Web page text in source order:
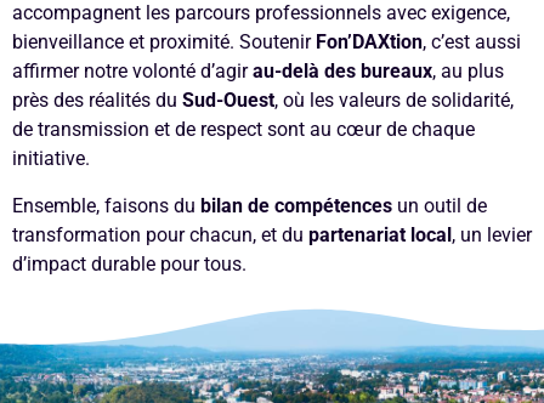
accompagnent les parcours professionnels avec exigence,
bienveillance et proximité. Soutenir Fon’DAXtion, c’est aussi
affirmer notre volonté d’agirau-delà des bureaux, au plus
près des réalités du Sud-Ouest, où les valeurs de solidarité,
de transmission et de respect sont au cœur de chaque
initiative.
Ensemble, faisons du bilan de compétences un outil de
transformation pour chacun, et du partenariat local, un levier
d’impact durable pour tous.